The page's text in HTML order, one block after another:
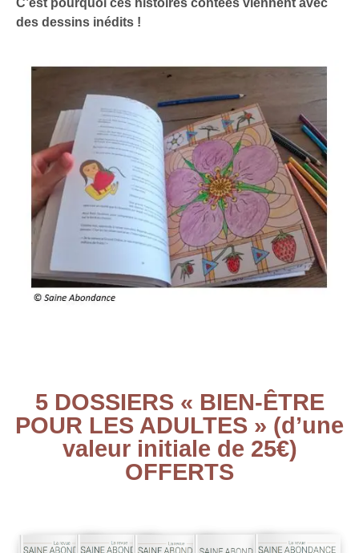
C’est pourquoi ces histoires contées viennent avec
des dessins inédits !
5 DOSSIERS « BIEN-ÊTRE
POUR LES ADULTES » (d’une
valeur initiale de 25€)
OFFERTS